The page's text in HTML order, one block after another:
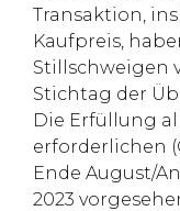
Transaktion,
Kaufpreis,
Stillschweigen
Stichtag der
Die Erfüllung
erforderlichen
Ende August/
2023